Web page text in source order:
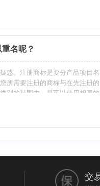
为。侵权的人通常需要承担侵权
要承担赔偿的责任。情节严重
名呢？
惑。注册商标是要分产品项目名
所需要注册的商标与在先注册的
别的范围内，是可以使用相同的
您。
交